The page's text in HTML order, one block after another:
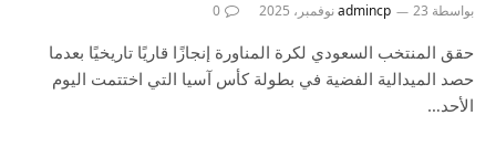
بواسطة admincp 23 نوفمبر، 2025 0
حقق المنتخب السعودي لكرة المناورة إنجازًا قاريًا تاريخيًا بعدما
حصد الميدالية الفضية في بطولة كأس آسيا التي اختتمت اليوم
الأحد…